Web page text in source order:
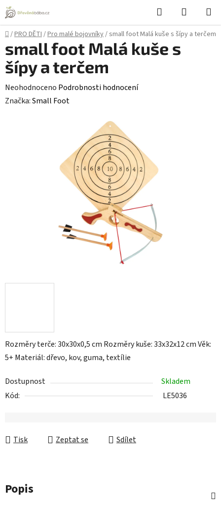
Přejít
na
obsah
Hledat
KOŠÍK
Domů
/PRO DĚTI/Pro malé bojovníky/small foot Malá kuše s šípy a terčem
Rozměry terče: 30x30x0,5 cm Rozměry kuše: 33x32x12 cm Věk:
5+ Materiál: dřevo, kov, guma, textílie
Dostupnost
Skladem
Kód:
LE5036
Tisk Zeptat se Sdílet
small foot Malá kuše s
šípy a terčem
Průměrné
hodnocení
Neohodnoceno Podrobnosti hodnocení
Značka:Small Foot
Popis